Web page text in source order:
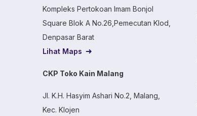
Kompleks Pertokoan Imam Bonjol
Square Blok A No.26,Pemecutan Klod,
Denpasar Barat
Lihat Maps
CKP Toko Kain Malang
Jl. K.H. Hasyim Ashari No.2, Malang,
Kec. Klojen